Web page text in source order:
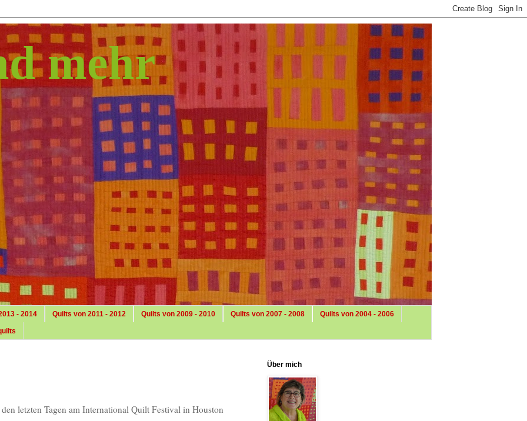
mehr
- 2014 Quilts von 2011 - 2012 Quilts von 2009 - 2010 Quilts von 2007 - 2008 Quilts von 2004 - 2006
letzten Tagen am International Quilt Festival in Houston
Über mich